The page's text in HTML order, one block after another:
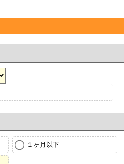
１ヶ月以下